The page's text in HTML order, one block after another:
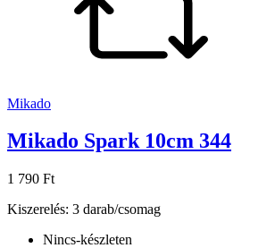
Mikado
Mikado Spark 10cm 344
1 790 Ft
Kiszerelés: 3 darab/csomag
Nincs-készleten